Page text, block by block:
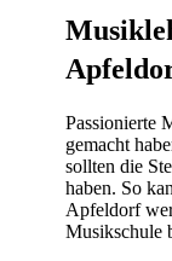
Passionierte
gemacht
sollten die
haben. So
Apfeldorf
Musikschule